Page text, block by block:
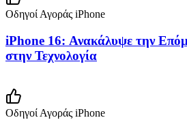
Οδηγοί Αγοράς iPhone
iPhone 16: Ανακάλυψε την
στην Τεχνολογία
Οδηγοί Αγοράς iPhone